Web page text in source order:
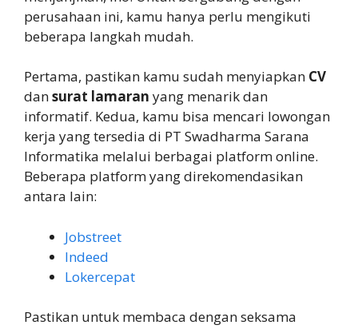
perusahaan ini, kamu hanya perlu mengikuti
beberapa langkah mudah.
Pertama, pastikan kamu sudah menyiapkan CV
dansurat lamaran yang menarik dan
informatif. Kedua, kamu bisa mencari lowongan
kerja yang tersedia di PT Swadharma Sarana
Informatika melalui berbagai platform online.
Beberapa platform yang direkomendasikan
antara lain:
Jobstreet
Indeed
Lokercepat
Pastikan untuk membaca dengan seksama